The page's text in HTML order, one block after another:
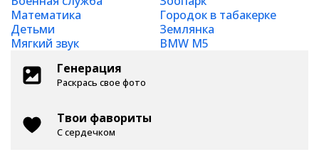
Математика
Городок в табакерке
Детьми
Землянка
Мягкий звук
BMW M5
Генерация
Раскрась свое фото
Твои фавориты
С сердечком